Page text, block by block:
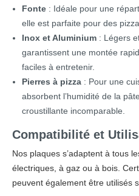
Fonte : Idéale pour une
elle est parfaite pour des
Inox et Aluminium : Légers
garantissent une montée
faciles à entretenir.
Pierres à pizza : Pour une
absorbent l’humidité de la
croustillante incomparable.
Compatibilité et
Nos plaques s’adaptent à tous
électriques, à gaz ou à bois.
peuvent également être utilisés